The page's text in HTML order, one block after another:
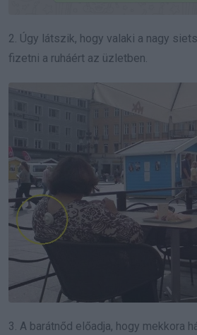
2. Úgy látszik, hogy valaki a nagy
fizetni a ruháért az üzletben.
3. A barátnőd előadja, hogy mekkora